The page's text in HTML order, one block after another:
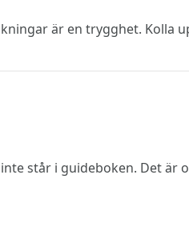
är en trygghet. Kolla
står i guideboken. Det är